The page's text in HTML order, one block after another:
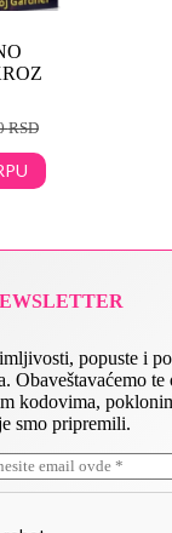
RSD
popuste i
Obaveštavaćemo
kodovima,
smo pripremili.